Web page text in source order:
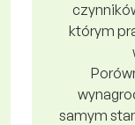
którym
samym